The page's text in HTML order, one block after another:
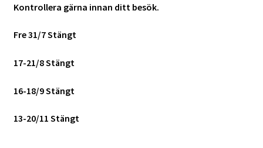
Kontrollera gärna innan ditt besök.
Fre 31/7 Stängt
17-21/8 Stängt
16-18/9 Stängt
13-20/11 Stängt